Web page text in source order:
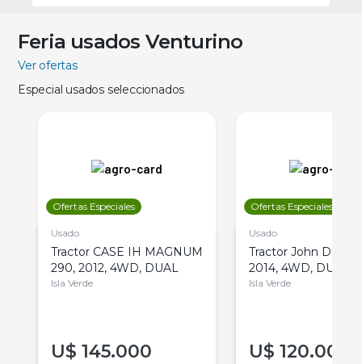
Feria usados Venturino
Ver ofertas
Especial usados seleccionados
Ofertas Especiales
Usado
Tractor CASE IH MAGNUM
290, 2012, 4WD, DUAL
Isla Verde
U$ 145.000
Ofertas Especiales
Usado
Tractor John Deere
2014, 4WD, DUAL
Isla Verde
U$ 120.000